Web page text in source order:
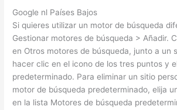
Google nl Países Bajos
Si quieres utilizar un motor de búsqueda
Gestionar motores de búsqueda > Añadir.
en Otros motores de búsqueda, junto a un
hacer clic en el icono de los tres puntos y
predeterminado. Para eliminar un sitio
motor de búsqueda predeterminado, elija
en la lista Motores de búsqueda